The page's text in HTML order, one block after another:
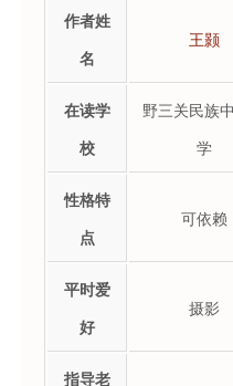
作者姓
名
王颢
在读学
校
野三关民族
学
性格特
点
可依赖
平时爱
好
摄影
指导老